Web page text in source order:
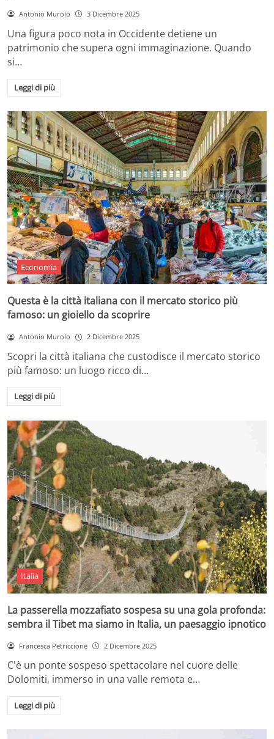
Antonio Murolo 3 Dicembre 2025
Una figura poco nota in Occidente detiene un
patrimonio che supera ogni immaginazione. Quando
si…
Leggi di più
Economia
Questa è la città italiana con il mercato storico più
famoso: un gioiello da scoprire
Antonio Murolo 2 Dicembre 2025
Scopri la città italiana che custodisce il mercato storico
più famoso: un luogo ricco di…
Leggi di più
Italia
La passerella mozzafiato sospesa su una gola profonda:
sembra il Tibet ma siamo in Italia, un paesaggio ipnotico
Francesca Petriccione 2 Dicembre 2025
C'è un ponte sospeso spettacolare nel cuore delle
Dolomiti, immerso in una valle remota e…
Leggi di più